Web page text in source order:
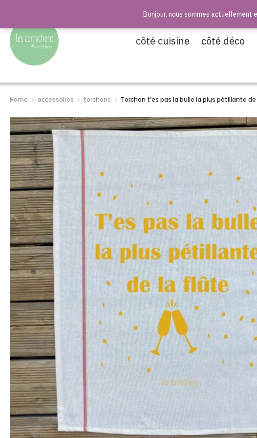
côté cuisine côté déco
Home accessoires torchons Torchon t’es pas la bulle la plus pétillante
Bonjour, nous sommes actuellement